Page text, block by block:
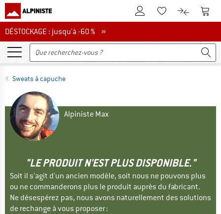
Vers le compte client
Vers la liste
Vers le
DÉSTOCKAGE : jusqu'à -60 %
DÉSTOCKAGE : jusqu'à -60 % »
Sweats à capuche
Alpiniste Max
"LE PRODUIT N'EST PLUS DISPONIBLE."
Soit il s'agit d'un ancien modèle, soit nous ne pouvons plus
ou ne commanderons plus le produit auprès du fabricant.
Ne désespérez pas, nous avons naturellement des solutions
de rechange à vous proposer :